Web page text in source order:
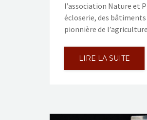
l’association Nature et
écloserie, des
pionnière de
LIRE LA SUITE